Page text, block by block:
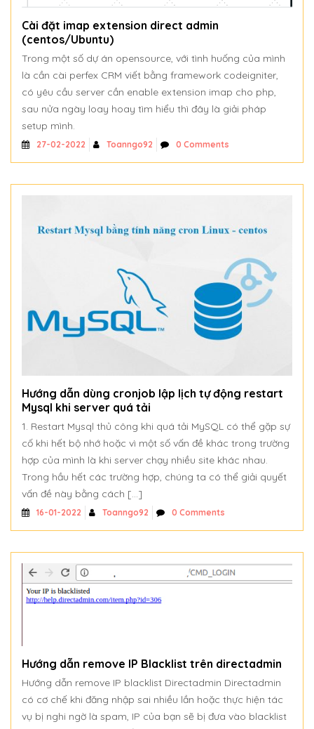
Cài đặt imap extension direct admin
(centos/Ubuntu)
Trong một số dự án opensource, với tình huống của mình
là cần cài perfex CRM viết bằng framework codeigniter,
có yêu cầu server cần enable extension imap cho php,
sau nửa ngày loay hoay tìm hiểu thì đây là giải pháp
setup mình.
27-02-2022 Toanngo92 0 Comments
Hướng dẫn dùng cronjob lập lịch tự động restart
Mysql khi server quá tải
1. Restart Mysql thủ công khi quá tải MySQL có thể gặp sự
cố khi hết bộ nhớ hoặc vì một số vấn đề khác trong trường
hợp của mình là khi server chạy nhiều site khác nhau.
Trong hầu hết các trường hợp, chúng ta có thể giải quyết
vấn đề này bằng cách […]
16-01-2022 Toanngo92 0 Comments
Hướng dẫn remove IP Blacklist trên directadmin
Hướng dẫn remove IP blacklist Directadmin Directadmin
có cơ chế khi đăng nhập sai nhiều lần hoặc thực hiện tác
vụ bị nghi ngờ là spam, IP của bạn sẽ bị đưa vào blacklist